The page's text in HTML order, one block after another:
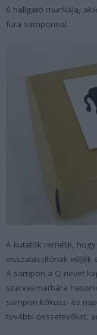
6 hallgató munkája,
fura samponnal.
A kutatók remélik,
visszataszítónak véljék
A sampon a Q nevet
szarvasmarhára
sampon kókusz- és
további összetevőket,